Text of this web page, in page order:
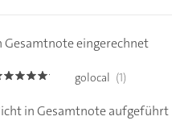
Gesamtnote eingerechnet
golocal (1)
in Gesamtnote aufgeführt